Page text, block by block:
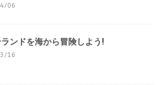
06
ンドを海から冒険しよう!
16